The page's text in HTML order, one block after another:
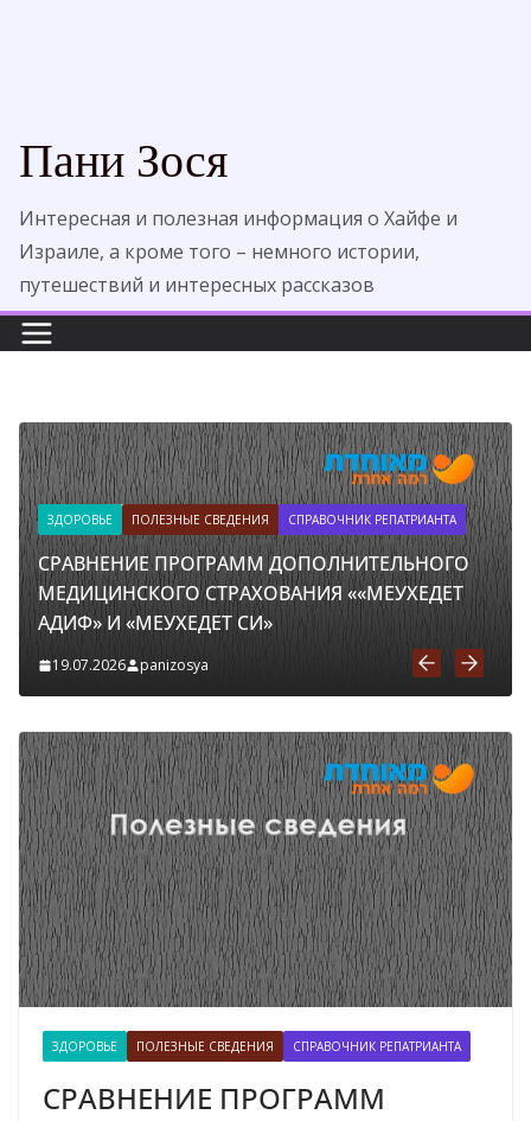
Пани Зося
Интересная и полезная информация о Хайфе и
Израиле, а кроме того – немного истории,
путешествий и интересных рассказов
ЗДОРОВЬЕ ПОЛЕЗНЫЕ СВЕДЕНИЯ СПРАВОЧНИК РЕПАТРИАНТА
СРАВНЕНИЕ ПРОГРАММ ДОПОЛНИТЕЛЬНОГО
МЕДИЦИНСКОГО СТРАХОВАНИЯ ««МЕУХЕДЕТ
АДИФ» И «МЕУХЕДЕТ СИ»
19.07.2026 panizosya
ЗДОРОВЬЕ ПОЛЕЗНЫЕ СВЕДЕНИЯ СПРАВОЧНИК РЕПАТРИАНТА
СРАВНЕНИЕ ПРОГРАММ